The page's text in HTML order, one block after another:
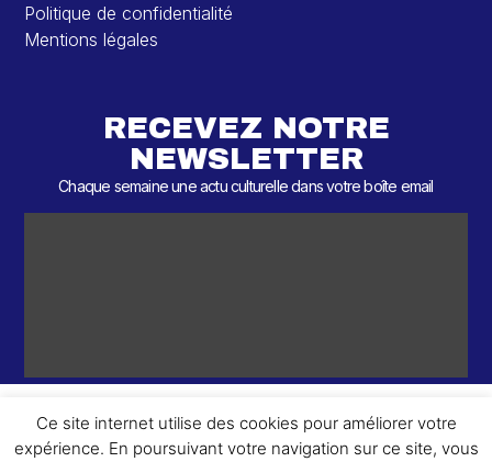
Politique de confidentialité
Mentions légales
RECEVEZ NOTRE
NEWSLETTER
Chaque semaine une actu culturelle dans votre boîte email
Ce site internet utilise des cookies pour améliorer votre
expérience. En poursuivant votre navigation sur ce site, vous